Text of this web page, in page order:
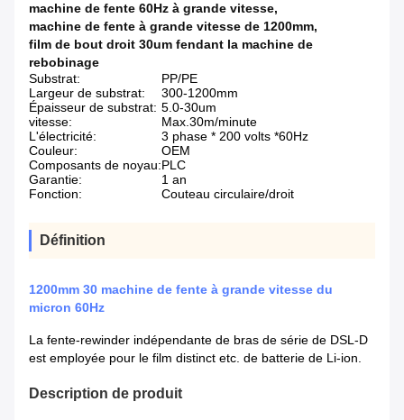
machine de fente 60Hz à grande vitesse,
machine de fente à grande vitesse de 1200mm,
film de bout droit 30um fendant la machine de
rebobinage
Substrat:
PP/PE
Largeur de substrat:
300-1200mm
Épaisseur de substrat: 5.0-30um
vitesse:
Max.30m/minute
L'électricité:
3 phase * 200 volts *60Hz
Couleur:
OEM
Composants de noyau:PLC
Garantie:
1 an
Fonction:
Couteau circulaire/droit
Définition
1200mm 30 machine de fente à grande vitesse du
micron 60Hz
La fente-rewinder indépendante de bras de série de DSL-D
est employée pour le film distinct etc. de batterie de Li-ion.
Description de produit